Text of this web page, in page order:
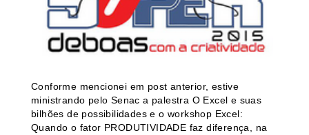
Conforme mencionei em post anterior, estive
ministrando pelo Senac a palestra O Excel e suas
bilhões de possibilidades e o workshop Excel:
Quando o fator PRODUTIVIDADE faz diferença, na